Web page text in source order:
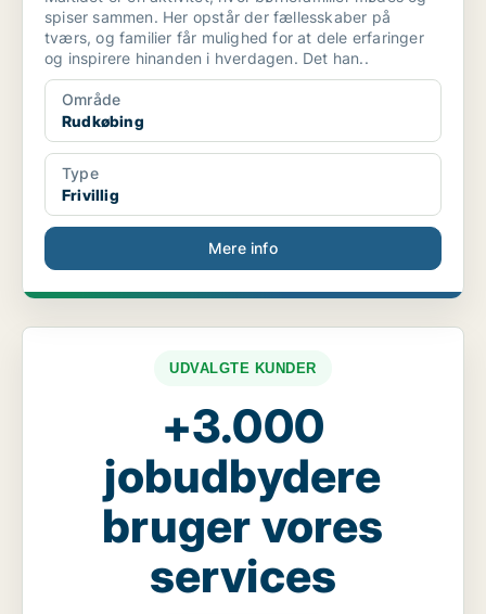
spiser sammen. Her opstår der fællesskaber på
tværs, og familier får mulighed for at dele erfaringer
og inspirere hinanden i hverdagen. Det han..
Område
Rudkøbing
Type
Frivillig
Mere info
UDVALGTE KUNDER
+3.000
jobudbydere
bruger vores
services